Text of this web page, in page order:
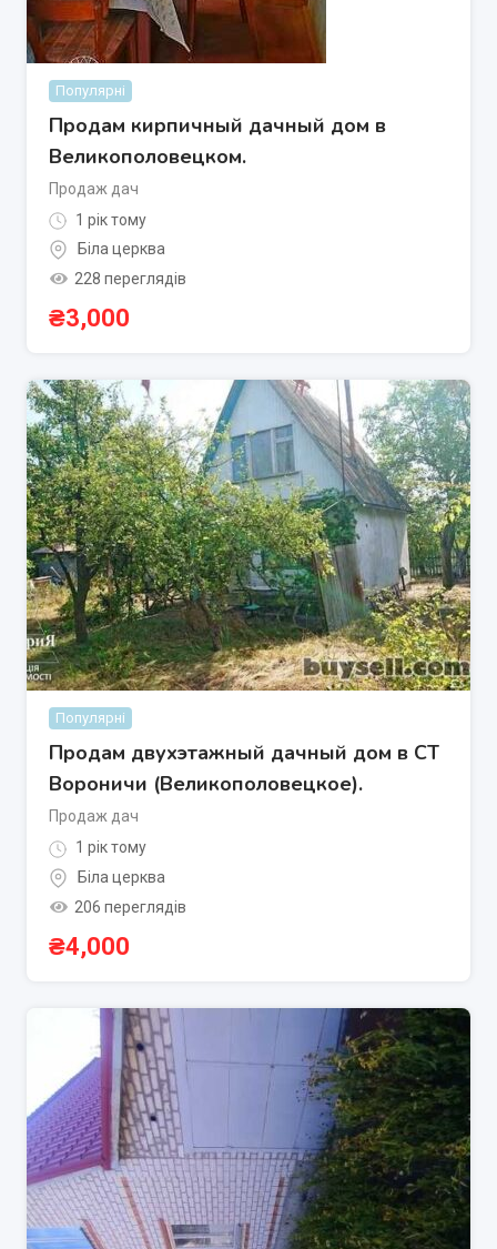
Популярні
Продам кирпичный дачный дом в
Великополовецком.
Продаж дач
1 рік тому
Біла церква
228 переглядів
₴3,000
Популярні
Продам двухэтажный дачный дом в СТ
Вороничи (Великополовецкое).
Продаж дач
1 рік тому
Біла церква
206 переглядів
₴4,000